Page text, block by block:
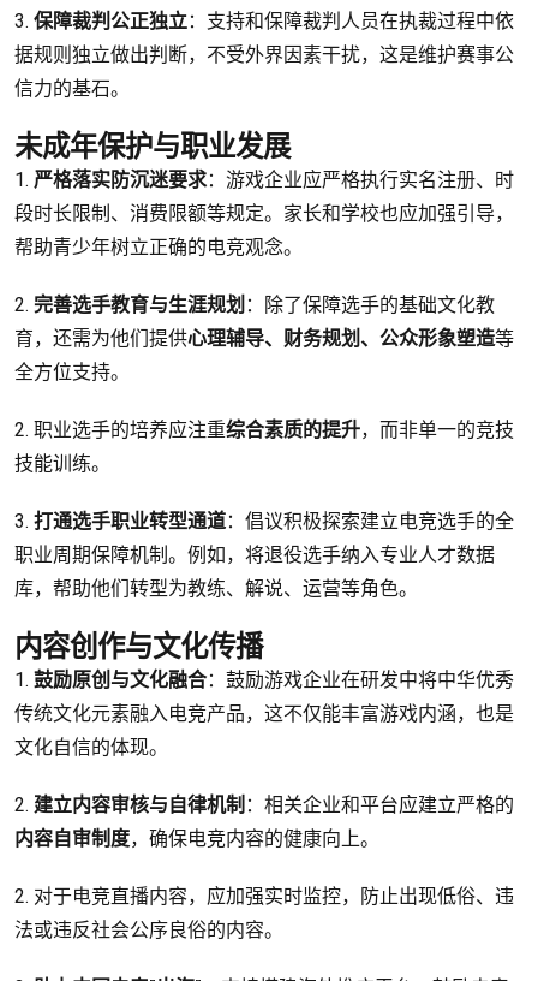
3. 保障裁判公正独立：支持和保障裁判人员在执裁过程中依
据规则独立做出判断，不受外界因素干扰，这是维护赛事公
信力的基石。
未成年保护与职业发展
1. 严格落实防沉迷要求：游戏企业应严格执行实名注册、时
段时长限制、消费限额等规定。家长和学校也应加强引导，
帮助青少年树立正确的电竞观念。
2. 完善选手教育与生涯规划 ：除了保障选手的基础文化教
育，还需为他们提供心理辅导、财务规划、公众形象塑造等
全方位支持。
2. 职业选手的培养应注重综合素质的提升，而非单一的竞技
技能训练。
3. 打通选手职业转型通道：倡议积极探索建立电竞选手的全
职业周期保障机制。例如，将退役选手纳入专业人才数据
库，帮助他们转型为教练、解说、运营等角色。
内容创作与文化传播
1. 鼓励原创与文化融合：鼓励游戏企业在研发中将中华优秀
传统文化元素融入电竞产品，这不仅能丰富游戏内涵，也是
文化自信的体现。
2. 建立内容审核与自律机制 ：相关企业和平台应建立严格的
内容自审制度，确保电竞内容的健康向上。
2. 对于电竞直播内容，应加强实时监控，防止出现低俗、违
法或违反社会公序良俗的内容。